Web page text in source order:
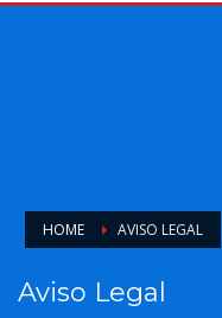
HOME AVISO LEGAL
Aviso Legal